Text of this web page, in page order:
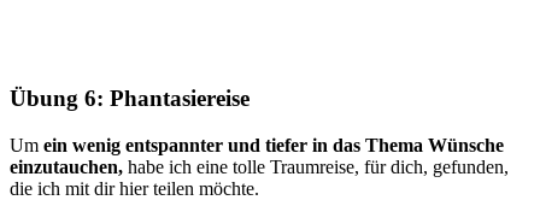
Übung 6: Phantasiereise
Um ein wenig entspannter und tiefer in das Thema Wünsche
einzutauchen, habe ich eine tolle Traumreise, für dich, gefunden,
die ich mit dir hier teilen möchte.